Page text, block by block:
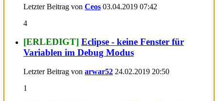
Letzter Beitrag von Ceos 03.04.2019 07:42
4
[ERLEDIGT] Eclipse - keine Fenster für
Variablen im Debug Modus
Letzter Beitrag von arwar52 24.02.2019 20:50
1